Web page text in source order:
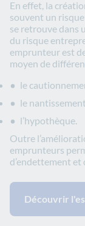
En effet, la
souvent un
se retrouve dans
du risque
emprunteur est
moyen de
le
le
l’hypothèque.
Outre
emprunteurs
d’endettement
Découvrir